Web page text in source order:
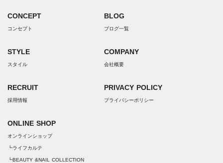
CONCEPT
コンセプト
STYLE
スタイル
RECRUIT
採用情報
ONLINE SHOP
オンラインショップ
┗ライフカルテ
┗BEAUTY &NAIL COLLECTION
BLOG
ブログ一覧
COMPANY
会社概要
PRIVACY POLICY
プライバシーポリシー